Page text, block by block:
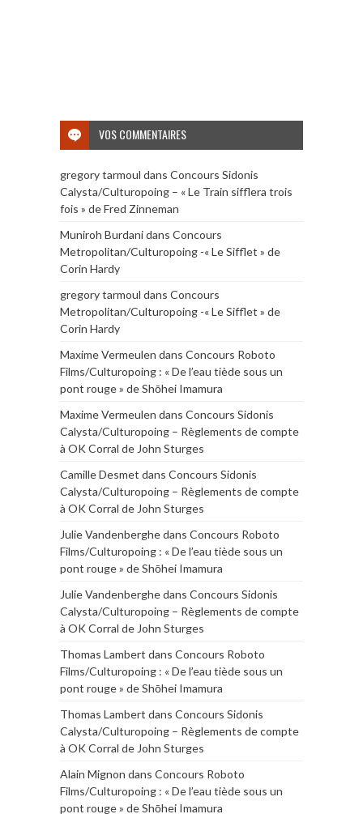
VOS COMMENTAIRES
gregory tarmoul dans Concours Sidonis
Calysta/Culturopoing – « Le Train sifflera trois
fois » de Fred Zinneman
Muniroh Burdanidans Concours
Metropolitan/Culturopoing -« Le Sifflet » de
Corin Hardy
gregory tarmoul dans Concours
Metropolitan/Culturopoing -« Le Sifflet » de
Corin Hardy
Maxime Vermeulen dans Concours Roboto
Films/Culturopoing : « De l’eau tiède sous un
pont rouge » de Shōhei Imamura
Maxime Vermeulen dans Concours Sidonis
Calysta/Culturopoing – Règlements de compte
à OK Corral de John Sturges
Camille Desmet dans Concours Sidonis
Calysta/Culturopoing – Règlements de compte
à OK Corral de John Sturges
Julie Vandenberghedans Concours Roboto
Films/Culturopoing : « De l’eau tiède sous un
pont rouge » de Shōhei Imamura
Julie Vandenberghedans Concours Sidonis
Calysta/Culturopoing – Règlements de compte
à OK Corral de John Sturges
Thomas Lambert dans Concours Roboto
Films/Culturopoing : « De l’eau tiède sous un
pont rouge » de Shōhei Imamura
Thomas Lambert dans Concours Sidonis
Calysta/Culturopoing – Règlements de compte
à OK Corral de John Sturges
Alain Mignon dans Concours Roboto
Films/Culturopoing : « De l’eau tiède sous un
pont rouge » de Shōhei Imamura